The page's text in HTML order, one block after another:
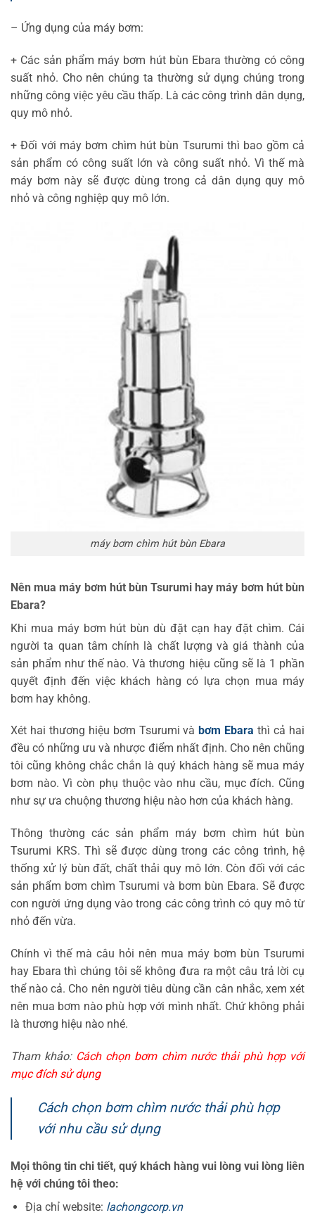
– Ứng dụng của máy bơm:
+ Các sản phẩm máy bơm hút bùn Ebara thường có công
suất nhỏ. Cho nên chúng ta thường sử dụng chúng trong
những công việc yêu cầu thấp. Là các công trình dân dụng,
quy mô nhỏ.
+ Đối với máy bơm chìm hút bùn Tsurumi thì bao gồm cả
sản phẩm có công suất lớn và công suất nhỏ. Vì thế mà
máy bơm này sẽ được dùng trong cả dân dụng quy mô
nhỏ và công nghiệp quy mô lớn.
máy bơm chìm hút bùn Ebara
Nên mua máy bơm hút bùn Tsurumi hay máy bơm hút bùn
Ebara?
Khi mua máy bơm hút bùn dù đặt cạn hay đặt chìm. Cái
người ta quan tâm chính là chất lượng và giá thành của
sản phẩm như thế nào. Và thương hiệu cũng sẽ là 1 phần
quyết định đến việc khách hàng có lựa chọn mua máy
bơm hay không.
Xét hai thương hiệu bơm Tsurumi và bơm Ebara thì cả hai
đều có những ưu và nhược điểm nhất định. Cho nên chũng
tôi cũng không chắc chắn là quý khách hàng sẽ mua máy
bơm nào. Vì còn phụ thuộc vào nhu cầu, mục đích. Cũng
như sự ưa chuộng thương hiệu nào hơn của khách hàng.
Thông thường các sản phẩm máy bơm chìm hút bùn
Tsurumi KRS. Thì sẽ được dùng trong các công trình, hệ
thống xử lý bùn đất, chất thải quy mô lớn. Còn đối với các
sản phẩm bơm chìm Tsurumi và bơm bùn Ebara. Sẽ được
con người ứng dụng vào trong các công trình có quy mô từ
nhỏ đến vừa.
Chính vì thế mà câu hỏi nên mua máy bơm bùn Tsurumi
hay Ebara thì chúng tôi sẽ không đưa ra một câu trả lời cụ
thể nào cả. Cho nên người tiêu dùng cần cân nhắc, xem xét
nên mua bơm nào phù hợp với mình nhất. Chứ không phải
là thương hiệu nào nhé.
Tham khảo: Cách chọn bơm chìm nước thải phù hợp với
mục đích sử dụng
Cách chọn bơm chìm nước thải phù hợp
với nhu cầu sử dụng
Mọi thông tin chi tiết, quý khách hàng vui lòng vui lòng liên
hệ với chúng tôi theo:
Địa chỉ website: lachongcorp.vn